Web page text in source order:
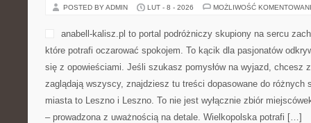
POSTED BY ADMIN LUT - 8 - 2026 MOŻLIWOŚĆ
anabell-kalisz.pl to portal podróżniczy skupiony na sercu
które potrafi oczarować spokojem. To kącik dla pasjonatów
się z opowieściami. Jeśli szukasz pomysłów na wyjazd, chcesz
zaglądają wszyscy, znajdziesz tu treści dopasowane do różnych
miasta to Leszno i Leszno. To nie jest wyłącznie zbiór
– prowadzona z uważnością na detale. Wielkopolska potrafi […]